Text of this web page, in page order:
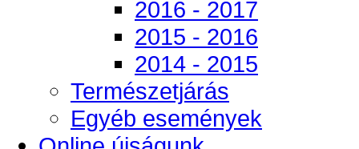
2016 - 2017
2015 - 2016
2014 - 2015
Természetjárás
Egyéb események